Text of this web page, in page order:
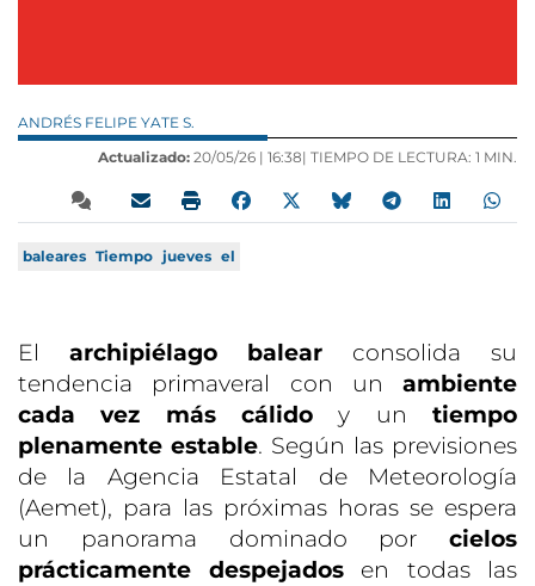
ANDRÉS FELIPE YATE S.
Actualizado: 20/05/26 | 16:38| TIEMPO DE LECTURA: 1 MIN.
baleares Tiempo jueves el
El archipiélago balear consolida su
tendencia primaveral con un ambiente
cada vez más cálido y un tiempo
plenamente estable. Según las previsiones
de la Agencia Estatal de Meteorología
(Aemet), para las próximas horas se espera
un panorama dominado por cielos
prácticamente despejadosen todas las